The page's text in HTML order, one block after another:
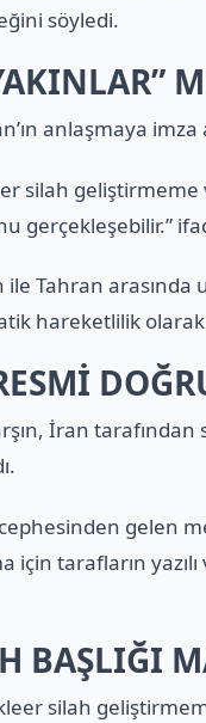
söyledi.
anlaşmaya
silah
gerçekleşebilir.”
ile Tahran
hareketlilik
İran
gelen
tarafların yazılı
BAŞLIĞI
silah